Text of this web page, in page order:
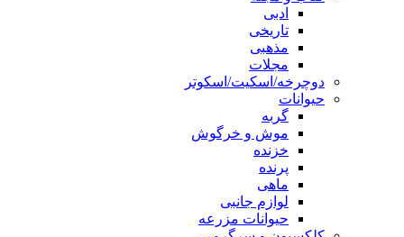
ادبی
تاریخی
مذهبی
مجلات
دوچرخه/اسکیت/اسکوتر
حیوانات
گربه
موش و خرگوش
خزنده
پرنده
ماهی
لوازم جانبی
حیوانات مزرعه